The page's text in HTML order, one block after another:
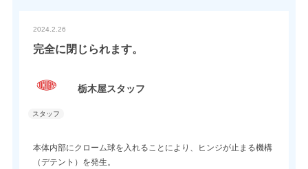
ンジはクリックヒンジ、バックラッシュレス型のフリーストップ
ヒンジの2種類がカタログには御座います。
だけでは希望の動きが実現出来ない事もあるかと思います。
軽にお問い合わせください。
2024.2.26
完全に閉じられます。
栃木屋スタッフ
本体内部にクローム球を入れることにより、ヒンジが止まる機構
（デテント）を発生。